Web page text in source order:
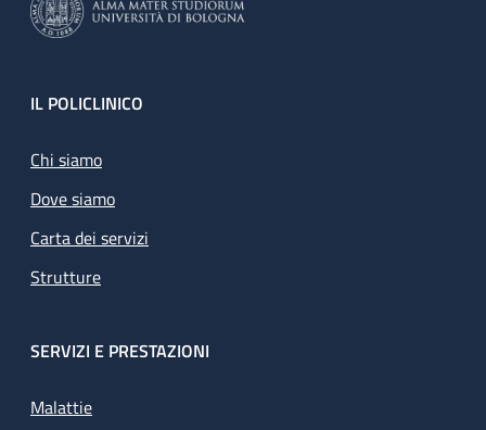
Footer
IL POLICLINICO
Chi siamo
Dove siamo
Carta dei servizi
Strutture
SERVIZI E PRESTAZIONI
Malattie